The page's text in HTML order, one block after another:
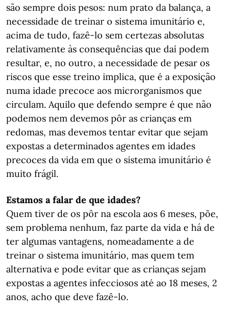
são sempre dois pesos: num prato da balança, a
necessidade de treinar o sistema imunitário e,
acima de tudo, fazê-lo sem certezas absolutas
relativamente às consequências que daí podem
resultar, e, no outro, a necessidade de pesar os
riscos que esse treino implica, que é a exposição
numa idade precoce aos microrganismos que
circulam. Aquilo que defendo sempre é que não
podemos nem devemos pôr as crianças em
redomas, mas devemos tentar evitar que sejam
expostas a determinados agentes em idades
precoces da vida em que o sistema imunitário é
muito frágil.
Estamos a falar de que idades?
Quem tiver de os pôr na escola aos 6 meses, põe,
sem problema nenhum, faz parte da vida e há de
ter algumas vantagens, nomeadamente a de
treinar o sistema imunitário, mas quem tem
alternativa e pode evitar que as crianças sejam
expostas a agentes infecciosos até ao 18 meses, 2
anos, acho que deve fazê-lo.